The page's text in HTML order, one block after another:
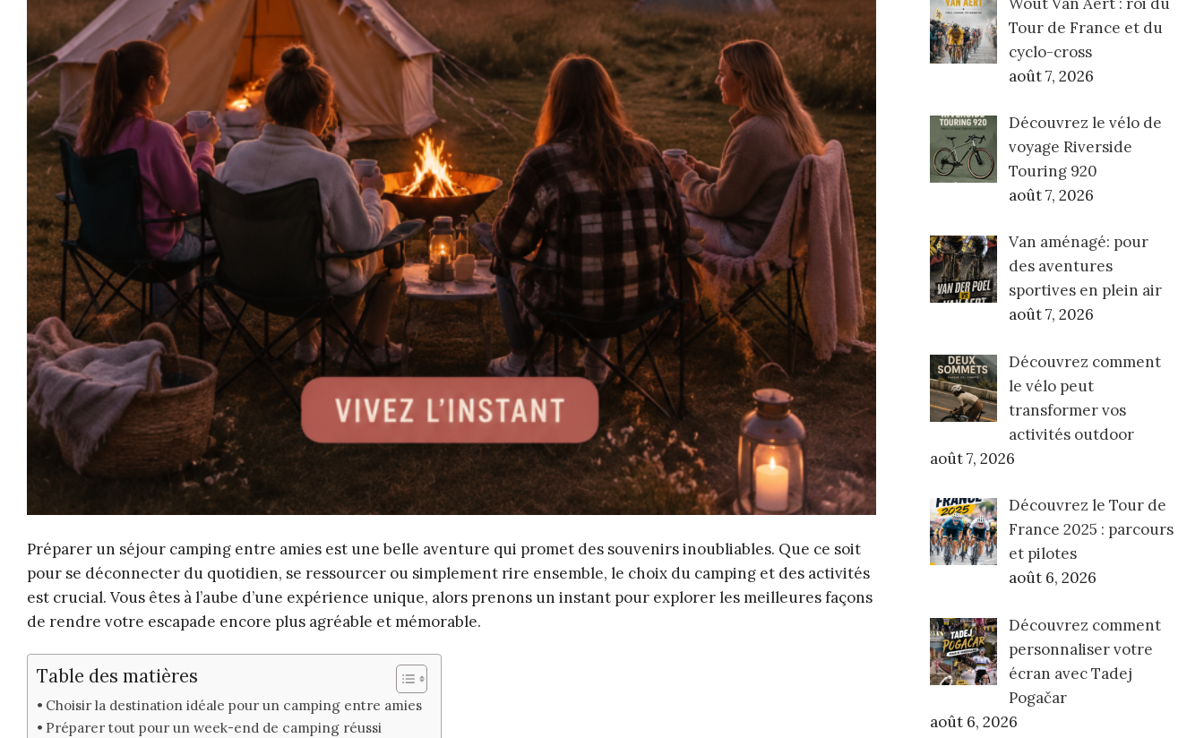
Préparer un séjour camping entre amies est une belle aventure qui promet des souvenirs inoubliables. Que ce soit
pour se déconnecter du quotidien, se ressourcer ou simplement rire ensemble, le choix du camping et des activités
est crucial. Vous êtes à l’aube d’une expérience unique, alors prenons un instant pour explorer les meilleures façons
de rendre votre escapade encore plus agréable et mémorable.
Table des matières
Choisir la destination idéale pour un camping entre amies
Préparer tout pour un week-end de camping réussi
Tour de France et du
cyclo-cross
août 7, 2026
Découvrez le vélo de
voyage Riverside
Touring 920
août 7, 2026
Van aménagé: pour
des aventures
sportives en plein air
août 7, 2026
Découvrez comment
le vélo peut
transformer vos
activités outdoor
août 7, 2026
Découvrez le Tour de
France 2025 : parcours
et pilotes
août 6, 2026
Découvrez comment
personnaliser votre
écran avec Tadej
Pogačar
août 6, 2026